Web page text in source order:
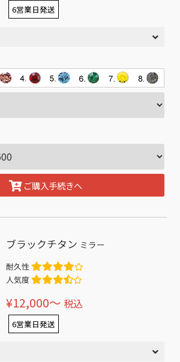
6営業日発送
ご購入手続きへ
ブラックチタン ミラー
耐久性
人気度
¥12,000〜 税込
6営業日発送